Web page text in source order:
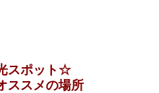
スポット☆
ススメの場所